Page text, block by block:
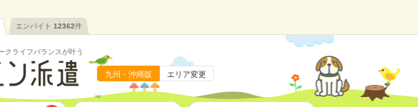
エンバイト 12362件
クライフバランスが叶う
九州・沖縄版 エリア変更